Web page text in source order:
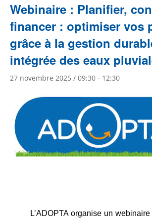
Webinaire : Planifier,
financer : optimiser vos
grâce à la gestion
intégrée des eaux
27 novembre 2025 / 09:30 - 12:30
L’ADOPTA organise un